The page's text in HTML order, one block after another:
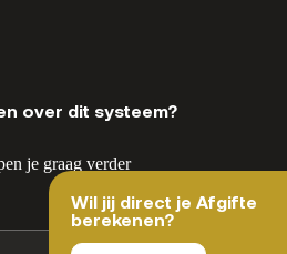
over dit systeem?
je graag verder
Wil jij direct je Afgifte
berekenen?